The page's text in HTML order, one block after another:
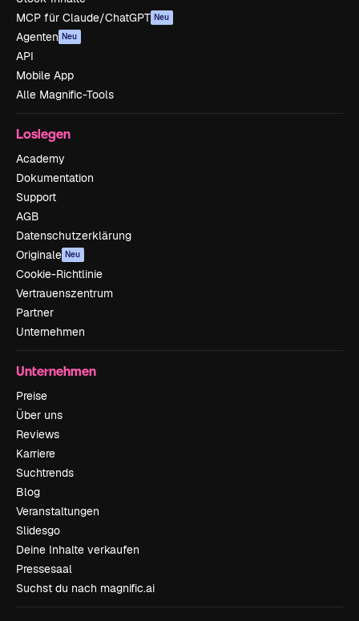
MCP für Claude/ChatGPT Neu
Agenten Neu
API
Mobile App
Alle Magnific-Tools
Loslegen
Academy
Dokumentation
Support
AGB
Datenschutzerklärung
Originale Neu
Cookie-Richtlinie
Vertrauenszentrum
Partner
Unternehmen
Unternehmen
Preise
Über uns
Reviews
Karriere
Suchtrends
Blog
Veranstaltungen
Slidesgo
Deine Inhalte verkaufen
Pressesaal
Suchst du nach magnific.ai